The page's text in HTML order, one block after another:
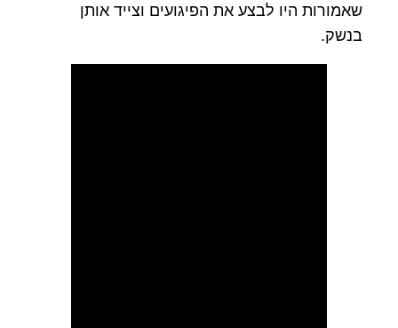
שאמורות היו לבצע את הפיגועים וצייד אותן
בנשק.